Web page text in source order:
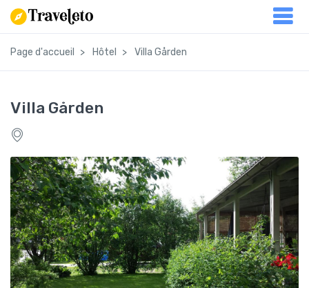
Page d'accueil Hôtel Villa Gården
Villa Gården